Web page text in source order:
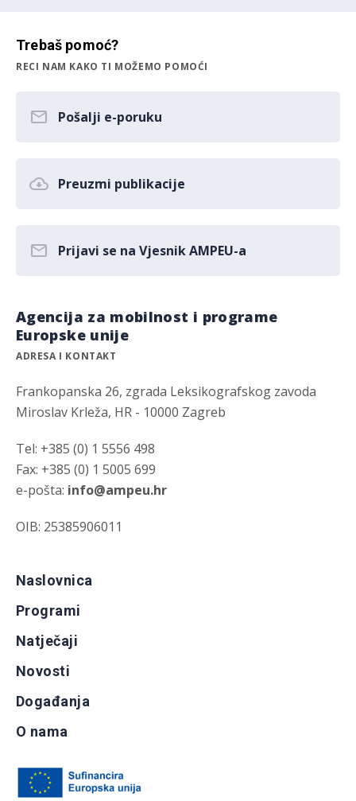
Trebaš pomoć?
RECI NAM KAKO TI MOŽEMO POMOĆI
Pošalji e-poruku
Preuzmi publikacije
Prijavi se na Vjesnik AMPEU-a
Agencija za mobilnost i programe
Europske unije
ADRESA I KONTAKT
Frankopanska 26, zgrada Leksikografskog zavoda
Miroslav Krleža, HR - 10000 Zagreb
Tel: +385 (0) 1 5556 498
Fax: +385 (0) 1 5005 699
e-pošta: info@ampeu.hr
OIB: 25385906011
Naslovnica
Programi
Natječaji
Novosti
Događanja
O nama